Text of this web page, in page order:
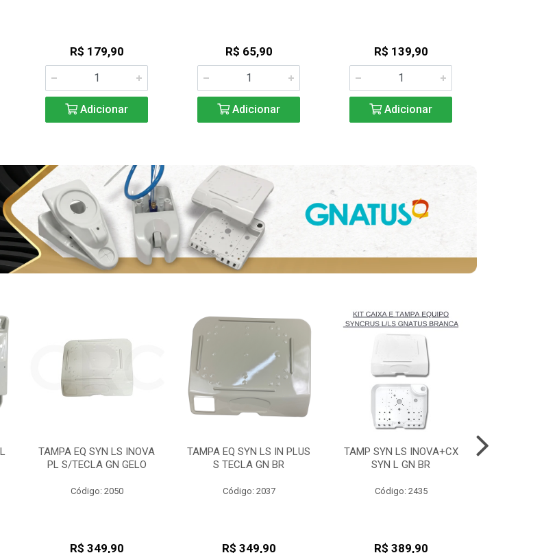
R$ 179,90
Adicionar
R$ 65,90
Adicionar
R$ 139,90
Adicionar
TAMPA EQ SYN LS INOVA
PL S/TECLA GN GELO
Código: 2050
R$ 349,90
TAMPA EQ SYN LS IN PLUS
S TECLA GN BR
Código: 2037
R$ 349,90
TAMP SYN LS INOVA+CX
SYN L GN BR
Código: 2435
R$ 389,90